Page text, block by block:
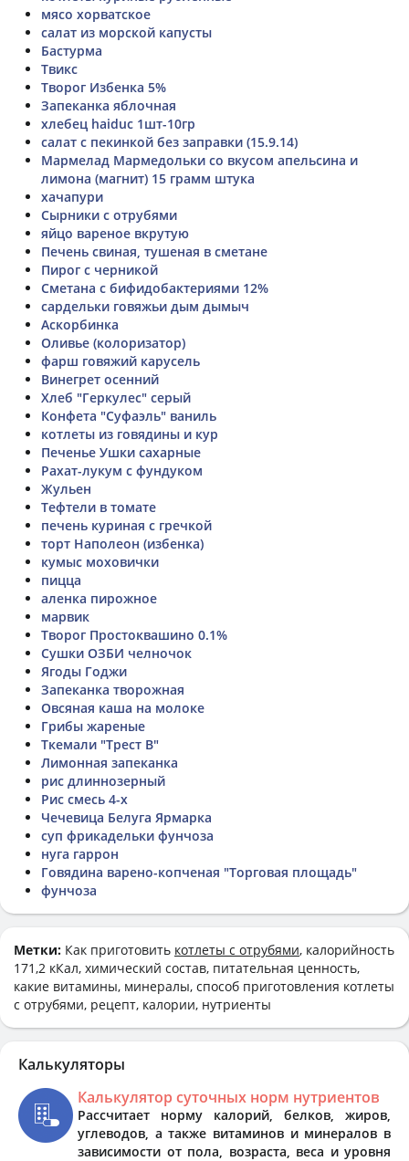
мясо хорватское
салат из морской капусты
Бастурма
Твикс
Творог Избенка 5%
Запеканка яблочная
хлебец haiduc 1шт-10гр
салат с пекинкой без заправки (15.9.14)
Мармелад Мармедольки со вкусом апельсина и
лимона (магнит) 15 грамм штука
хачапури
Сырники с отрубями
яйцо вареное вкрутую
Печень свиная, тушеная в сметане
Пирог с черникой
Сметана с бифидобактериями 12%
сардельки говяжьи дым дымыч
Аскорбинка
Оливье (колоризатор)
фарш говяжий карусель
Винегрет осенний
Хлеб "Геркулес" серый
Конфета "Суфаэль" ваниль
котлеты из говядины и кур
Печенье Ушки сахарные
Рахат-лукум с фундуком
Жульен
Тефтели в томате
печень куриная с гречкой
торт Наполеон (избенка)
кумыс моховички
пицца
аленка пирожное
марвик
Творог Простоквашино 0.1%
Сушки ОЗБИ челночок
Ягоды Годжи
Запеканка творожная
Овсяная каша на молоке
Грибы жареные
Ткемали "Трест В"
Лимонная запеканка
рис длиннозерный
Рис смесь 4-х
Чечевица Белуга Ярмарка
суп фрикадельки фунчоза
нуга гаррон
Говядина варено-копченая "Торговая площадь"
фунчоза
Метки: Как приготовить котлеты с отрубями, калорийность
171,2 кКал, химический состав, питательная ценность,
какие витамины, минералы, способ приготовления котлеты
с отрубями, рецепт, калории, нутриенты
Калькуляторы
Калькулятор суточных норм нутриентов
Рассчитает норму калорий, белков, жиров,
углеводов, а также витаминов и минералов в
зависимости от пола, возраста, веса и уровня